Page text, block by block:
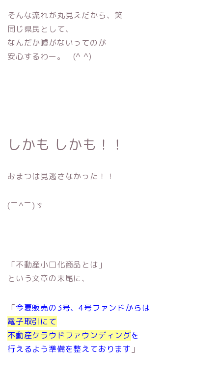
そんな流れが丸見えだから、笑
同じ県民として、
なんだか嘘がないってのが
安心するわー。 (^ ^)
しかも しかも！！
おまつは見逃さなかった！！
(￣^￣)ゞ
「不動産小口化商品とは」
という文章の末尾に、
「今夏販売の3号、4号ファンドからは
電子取引にて
不動産クラウドファウンディングを
行えるよう準備を整えております 」